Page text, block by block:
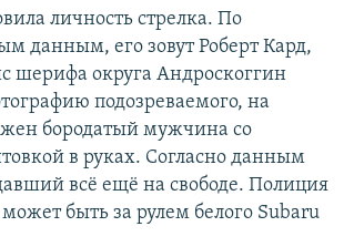
личность стрелка. По
данным, его зовут Роберт Кард,
шерифа округа Андроскоггин
подозреваемого, на
бородатый мужчина со
в руках. Согласно данным
всё ещё на свободе. Полиция
быть за рулем белого Subaru